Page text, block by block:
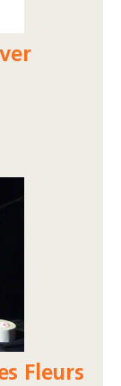
Fleurs